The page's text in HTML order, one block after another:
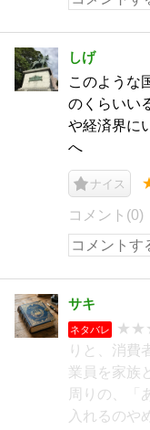
しげ
このような
のくらいい
や経済界に
へ
ナイス
コメント(0)
サキ
ネタバレ
りと、消費
業員を家族
周りの、「
入れるのや